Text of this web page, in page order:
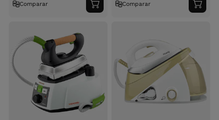
Comparar
Adicionar
ao
Comparar
ao